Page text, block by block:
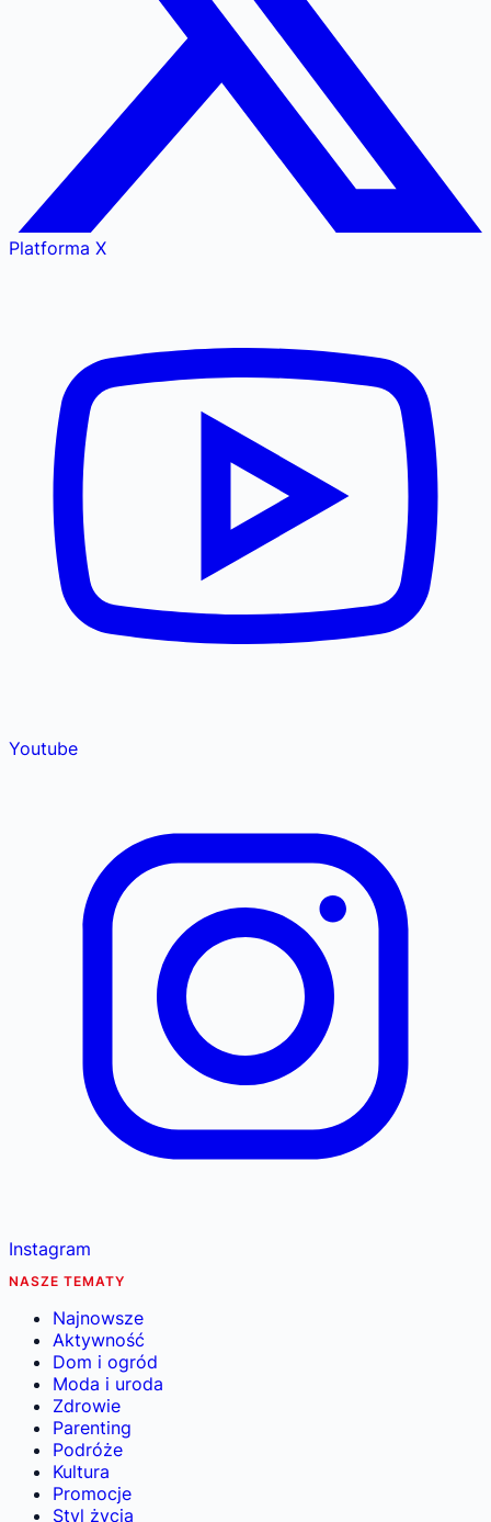
Platforma X
Youtube
Instagram
NASZE TEMATY
Najnowsze
Aktywność
Dom i ogród
Moda i uroda
Zdrowie
Parenting
Podróże
Kultura
Promocje
Styl życia